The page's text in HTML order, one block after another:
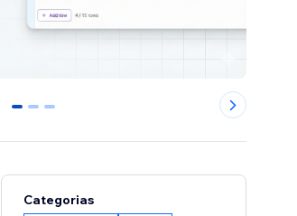
0 1 2
Categorias